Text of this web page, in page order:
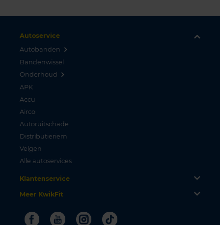
Autoservice
Autobanden
Bandenwissel
Onderhoud
APK
Accu
Airco
Autoruitschade
Distributieriem
Velgen
Alle autoservices
Klantenservice
Meer KwikFit
FacebookYoutubeInstagram
Tiktok